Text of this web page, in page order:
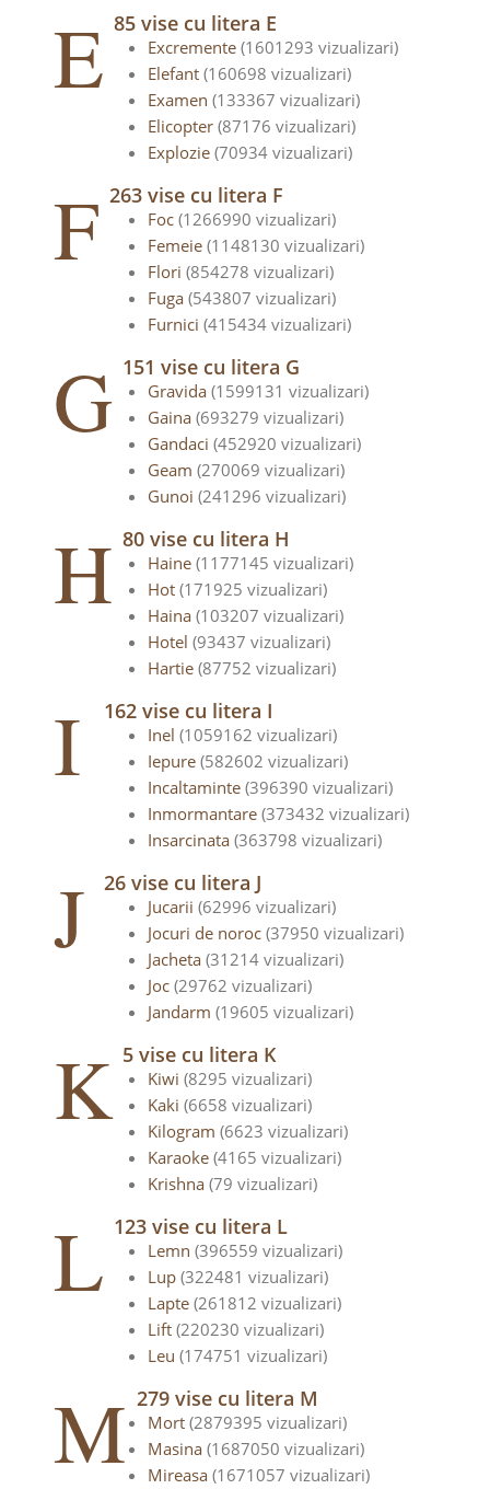
E 85 vise cu litera E
Excremente (1601293 vizualizari)
Elefant (160698 vizualizari)
Examen (133367 vizualizari)
Elicopter (87176 vizualizari)
Explozie (70934 vizualizari)
F 263 vise cu litera F
Foc (1266990 vizualizari)
Femeie (1148130 vizualizari)
Flori (854278 vizualizari)
Fuga (543807 vizualizari)
Furnici (415434 vizualizari)
G 151 vise cu litera G
Gravida (1599131 vizualizari)
Gaina (693279 vizualizari)
Gandaci (452920 vizualizari)
Geam (270069 vizualizari)
Gunoi (241296 vizualizari)
H 80 vise cu litera H
Haine (1177145 vizualizari)
Hot (171925 vizualizari)
Haina (103207 vizualizari)
Hotel (93437 vizualizari)
Hartie (87752 vizualizari)
I 162 vise cu litera I
Inel (1059162 vizualizari)
Iepure (582602 vizualizari)
Incaltaminte (396390 vizualizari)
Inmormantare (373432 vizualizari)
Insarcinata (363798 vizualizari)
J 26 vise cu litera J
Jucarii (62996 vizualizari)
Jocuri de noroc (37950 vizualizari)
Jacheta (31214 vizualizari)
Joc (29762 vizualizari)
Jandarm (19605 vizualizari)
K 5 vise cu litera K
Kiwi (8295 vizualizari)
Kaki (6658 vizualizari)
Kilogram (6623 vizualizari)
Karaoke (4165 vizualizari)
Krishna (79 vizualizari)
L 123 vise cu litera L
Lemn (396559 vizualizari)
Lup (322481 vizualizari)
Lapte (261812 vizualizari)
Lift (220230 vizualizari)
Leu (174751 vizualizari)
M 279 vise cu litera M
Mort (2879395 vizualizari)
Masina (1687050 vizualizari)
Mireasa (1671057 vizualizari)